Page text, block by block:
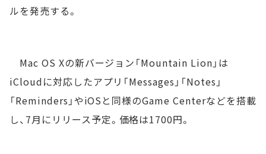
ルを発売する。
Mac OS Xの新バージョン「Mountain Lion」は
iCloudに対応したアプリ「Messages」「Notes」
「Reminders」やiOSと同様のGame Centerなどを搭載
し、7月にリリース予定。価格は1700円。